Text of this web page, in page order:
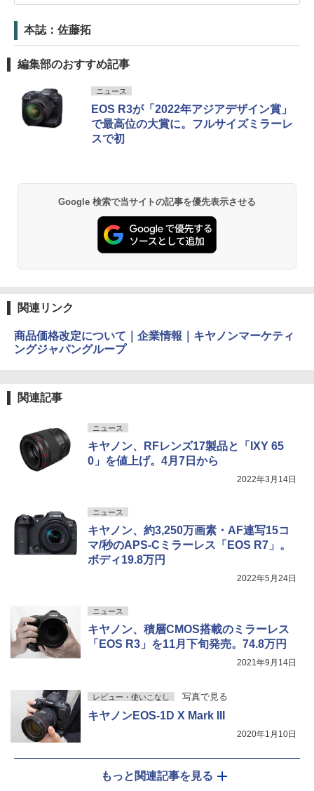
本誌：佐藤拓
編集部のおすすめ記事
ニュース
EOS R3が「2022年アジアデザイン賞」
で最高位の大賞に。フルサイズミラーレ
スで初
Google 検索で当サイトの記事を優先表示させる
関連リンク
商品価格改定について｜企業情報｜キヤノンマーケティ
ングジャパングループ
関連記事
ニュース
キヤノン、RFレンズ17製品と「IXY 65
0」を値上げ。4月7日から
2022年3月14日
ニュース
キヤノン、約3,250万画素・AF連写15コ
マ/秒のAPS-Cミラーレス「EOS R7」。
ボディ19.8万円
2022年5月24日
ニュース
キヤノン、積層CMOS搭載のミラーレス
「EOS R3」を11月下旬発売。74.8万円
2021年9月14日
レビュー・使いこなし 写真で見る
キヤノンEOS-1D X Mark III
2020年1月10日
もっと関連記事を見る